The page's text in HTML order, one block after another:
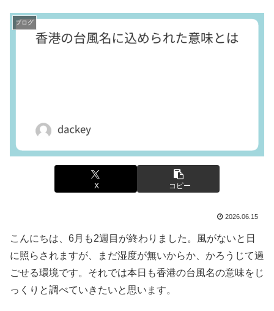
ブログ
X コピー
2026.06.15
こんにちは、6月も2週目が終わりました。風がないと日
に照らされますが、まだ湿度が無いからか、かろうじて過
ごせる環境です。それでは本日も香港の台風名の意味をじ
っくりと調べていきたいと思います。